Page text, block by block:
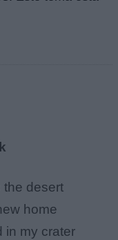
the desert
home
in my crater